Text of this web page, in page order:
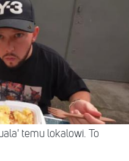
temu lokalowi. To